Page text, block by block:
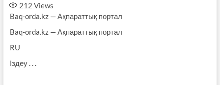
212 Views
Baq-orda.kz — Ақпараттық портал
Baq-orda.kz — Ақпараттық портал
RU
Іздеу . . .